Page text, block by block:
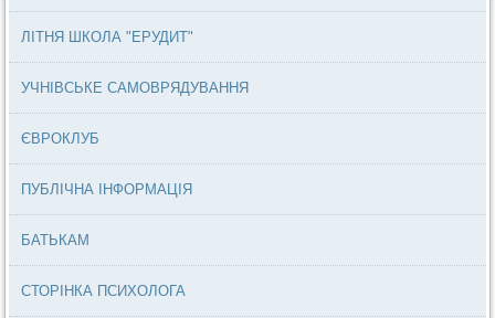
ЛІТНЯ ШКОЛА "ЕРУДИТ"
УЧНІВСЬКЕ САМОВРЯДУВАННЯ
ЄВРОКЛУБ
ПУБЛІЧНА ІНФОРМАЦІЯ
БАТЬКАМ
СТОРІНКА ПСИХОЛОГА